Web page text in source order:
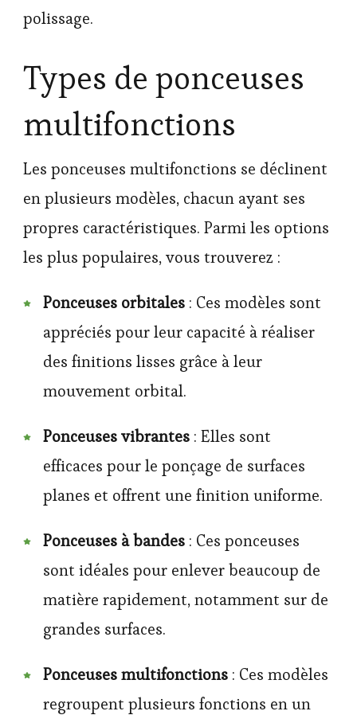
polissage.
Types de ponceuses
multifonctions
Les ponceuses multifonctions se déclinent
en plusieurs modèles, chacun ayant ses
propres caractéristiques. Parmi les options
les plus populaires, vous trouverez :
Ponceuses orbitales : Ces modèles sont
appréciés pour leur capacité à réaliser
des finitions lisses grâce à leur
mouvement orbital.
Ponceuses vibrantes : Elles sont
efficaces pour le ponçage de surfaces
planes et offrent une finition uniforme.
Ponceuses à bandes : Ces ponceuses
sont idéales pour enlever beaucoup de
matière rapidement, notamment sur de
grandes surfaces.
Ponceuses multifonctions : Ces modèles
regroupent plusieurs fonctions en un